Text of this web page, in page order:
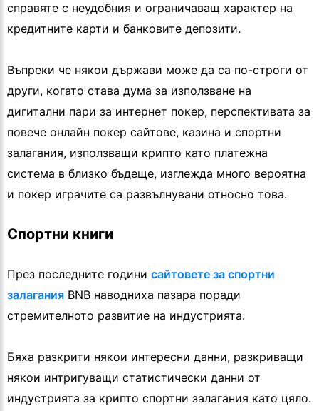
справяте с неудобния и ограничаващ характер на
кредитните карти и банковите депозити.
Въпреки че някои държави може да са по-строги от
други, когато става дума за използване на
дигитални пари за интернет покер, перспективата за
повече онлайн покер сайтове, казина и спортни
залагания, използващи крипто като платежна
система в близко бъдеще, изглежда много вероятна
и покер играчите са развълнувани относно това.
Спортни книги
През последните години сайтовете за спортни
залагания BNB наводниха пазара поради
стремителното развитие на индустрията.
Бяха разкрити някои интересни данни, разкриващи
някои интригуващи статистически данни от
индустрията за крипто спортни залагания като цяло.